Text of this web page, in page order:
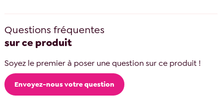
Questions fréquentes
sur ce produit
Soyez le premier à poser une question sur ce produit !
Envoyez-nous votre question